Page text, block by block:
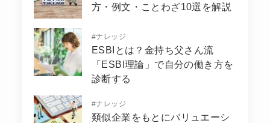
方・例文・ことわざ10選を解説
#ナレッジ
ESBIとは？金持ち父さん流
「ESBI理論」で自分の働き方を
診断する
#ナレッジ
類似企業をもとにバリュエーシ